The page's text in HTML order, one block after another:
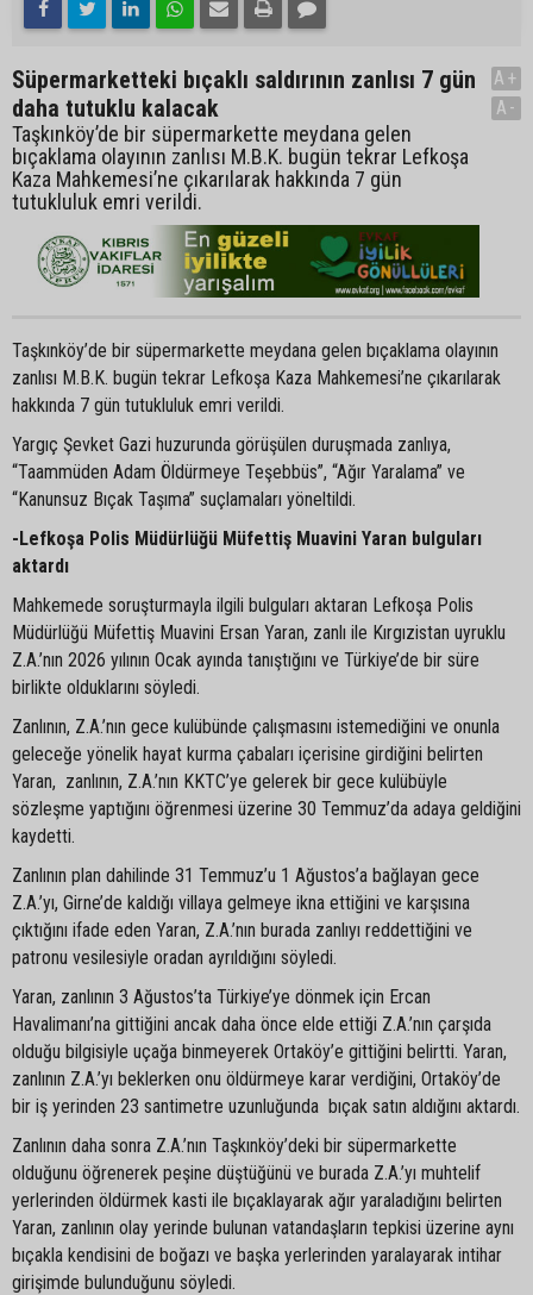
Süpermarketteki bıçaklı saldırının zanlısı 7 gün
daha tutuklu kalacak
Taşkınköy’de bir süpermarkette meydana gelen
bıçaklama olayının zanlısı M.B.K. bugün tekrar Lefkoşa
Kaza Mahkemesi’ne çıkarılarak hakkında 7 gün
tutukluluk emri verildi.
A+
A-
Taşkınköy’de bir süpermarkette meydana gelen bıçaklama olayının
zanlısı M.B.K. bugün tekrar Lefkoşa Kaza Mahkemesi’ne çıkarılarak
hakkında 7 gün tutukluluk emri verildi.
Yargıç Şevket Gazi huzurunda görüşülen duruşmada zanlıya,
“Taammüden Adam Öldürmeye Teşebbüs”, “Ağır Yaralama” ve
“Kanunsuz Bıçak Taşıma” suçlamaları yöneltildi.
-Lefkoşa Polis Müdürlüğü Müfettiş Muavini Yaran bulguları
aktardı
Mahkemede soruşturmayla ilgili bulguları aktaran Lefkoşa Polis
Müdürlüğü Müfettiş Muavini Ersan Yaran, zanlı ile Kırgızistan uyruklu
Z.A.’nın 2026 yılının Ocak ayında tanıştığını ve Türkiye’de bir süre
birlikte olduklarını söyledi.
Zanlının, Z.A.’nın gece kulübünde çalışmasını istemediğini ve onunla
geleceğe yönelik hayat kurma çabaları içerisine girdiğini belirten
Yaran, zanlının, Z.A.’nın KKTC’ye gelerek bir gece kulübüyle
sözleşme yaptığını öğrenmesi üzerine 30 Temmuz’da adaya geldiğini
kaydetti.
Zanlının plan dahilinde 31 Temmuz’u 1 Ağustos’a bağlayan gece
Z.A.’yı, Girne’de kaldığı villaya gelmeye ikna ettiğini ve karşısına
çıktığını ifade eden Yaran, Z.A.’nın burada zanlıyı reddettiğini ve
patronu vesilesiyle oradan ayrıldığını söyledi.
Yaran, zanlının 3 Ağustos’ta Türkiye’ye dönmek için Ercan
Havalimanı’na gittiğini ancak daha önce elde ettiği Z.A.’nın çarşıda
olduğu bilgisiyle uçağa binmeyerek Ortaköy’e gittiğini belirtti. Yaran,
zanlının Z.A.’yı beklerken onu öldürmeye karar verdiğini, Ortaköy’de
bir iş yerinden 23 santimetre uzunluğunda bıçak satın aldığını aktardı.
Zanlının daha sonra Z.A.’nın Taşkınköy’deki bir süpermarkette
olduğunu öğrenerek peşine düştüğünü ve burada Z.A.’yı muhtelif
yerlerinden öldürmek kasti ile bıçaklayarak ağır yaraladığını belirten
Yaran, zanlının olay yerinde bulunan vatandaşların tepkisi üzerine aynı
bıçakla kendisini de boğazı ve başka yerlerinden yaralayarak intihar
girişimde bulunduğunu söyledi.